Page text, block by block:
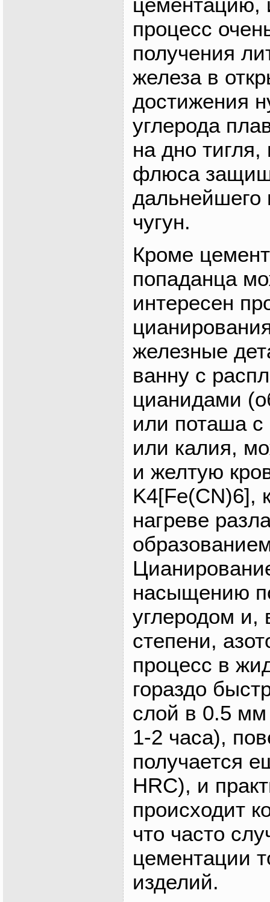
процесс
получения
железа в
достижения
углерода
на дно
флюса
чугун.
Кроме
попаданца
интересен
железные
ванну с
цианидами
или поташа
или калия,
и желтую
K4[Fe(CN)6],
нагреве
насыщению
углеродом и,
степени,
процесс в
гораздо
слой в 0.5 мм
1-2 часа),
получается
HRC), и
происходит
что часто
цементации
изделий.